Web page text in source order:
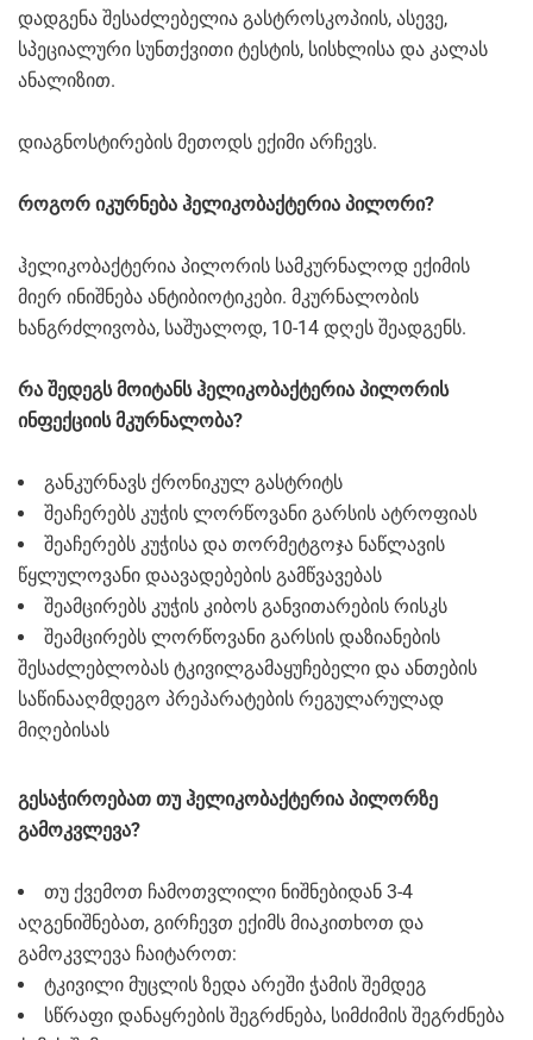
დადგენა შესაძლებელია გასტროსკოპიის, ასევე,
სპეციალური სუნთქვითი ტესტის, სისხლისა და კალას
ანალიზით.
დიაგნოსტირების მეთოდს ექიმი არჩევს.
როგორ იკურნება ჰელიკობაქტერია პილორი?
ჰელიკობაქტერია პილორის სამკურნალოდ ექიმის
მიერ ინიშნება ანტიბიოტიკები. მკურნალობის
ხანგრძლივობა, საშუალოდ, 10-14 დღეს შეადგენს.
რა შედეგს მოიტანს ჰელიკობაქტერია პილორის
ინფექციის მკურნალობა?
განკურნავს ქრონიკულ გასტრიტს
შეაჩერებს კუჭის ლორწოვანი გარსის ატროფიას
შეაჩერებს კუჭისა და თორმეტგოჯა ნაწლავის
წყლულოვანი დაავადებების გამწვავებას
შეამცირებს კუჭის კიბოს განვითარების რისკს
შეამცირებს ლორწოვანი გარსის დაზიანების
შესაძლებლობას ტკივილგამაყუჩებელი და ანთების
საწინააღმდეგო პრეპარატების რეგულარულად
მიღებისას
გესაჭიროებათ თუ ჰელიკობაქტერია პილორზე
გამოკვლევა?
თუ ქვემოთ ჩამოთვლილი ნიშნებიდან 3-4
აღგენიშნებათ, გირჩევთ ექიმს მიაკითხოთ და
გამოკვლევა ჩაიტაროთ:
ტკივილი მუცლის ზედა არეში ჭამის შემდეგ
სწრაფი დანაყრების შეგრძნება, სიმძიმის შეგრძნება